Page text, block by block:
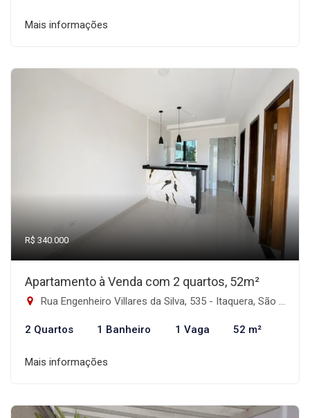
Mais informações
R$ 340.000
Apartamento à Venda com 2 quartos, 52m²
Rua Engenheiro Villares da Silva, 535 - Itaquera, São Paulo-SP
2 Quartos 1 Banheiro 1 Vaga 52 m²
Mais informações